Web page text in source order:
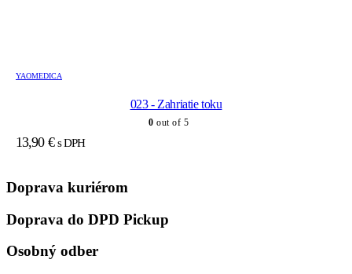
YAOMEDICA
023 - Zahriatie toku
0 out of 5
13,90 € s DPH
Doprava kuriérom
Doprava do DPD Pickup
Osobný odber